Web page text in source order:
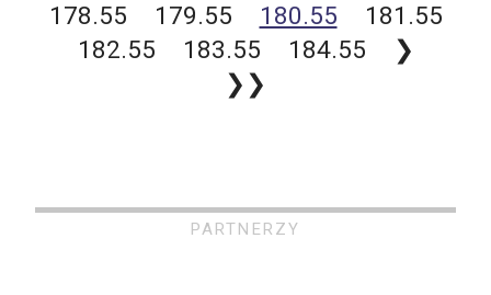
178.55
179.55 180.55
181.55
182.55
183.55 184.55
❯
❯❯
PARTNERZY